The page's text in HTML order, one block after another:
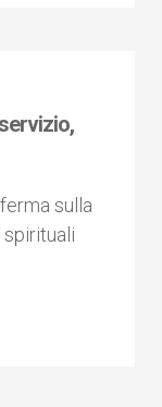
sulla
spirituali